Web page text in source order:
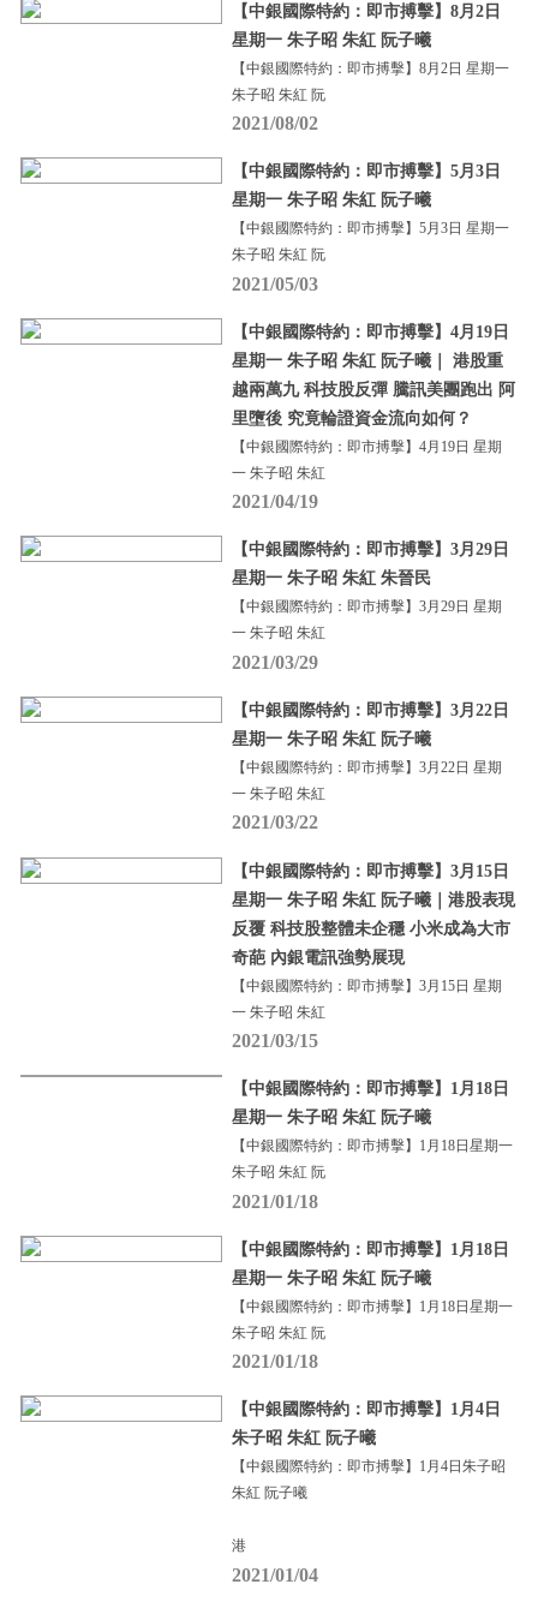
【中銀國際特約：即市搏擊】8月2日
星期一 朱子昭 朱紅 阮子曦
【中銀國際特約：即市搏擊】8月2日 星期一
朱子昭 朱紅 阮
2021/08/02
【中銀國際特約：即市搏擊】5月3日
星期一 朱子昭 朱紅 阮子曦
【中銀國際特約：即市搏擊】5月3日 星期一
朱子昭 朱紅 阮
2021/05/03
【中銀國際特約：即市搏擊】4月19日
星期一 朱子昭 朱紅 阮子曦｜ 港股重
越兩萬九 科技股反彈 騰訊美團跑出 阿
里墮後 究竟輪證資金流向如何？
【中銀國際特約：即市搏擊】4月19日 星期
一 朱子昭 朱紅
2021/04/19
【中銀國際特約：即市搏擊】3月29日
星期一 朱子昭 朱紅 朱晉民
【中銀國際特約：即市搏擊】3月29日 星期
一 朱子昭 朱紅
2021/03/29
【中銀國際特約：即市搏擊】3月22日
星期一 朱子昭 朱紅 阮子曦
【中銀國際特約：即市搏擊】3月22日 星期
一 朱子昭 朱紅
2021/03/22
【中銀國際特約：即市搏擊】3月15日
星期一 朱子昭 朱紅 阮子曦｜港股表現
反覆 科技股整體未企穩 小米成為大市
奇葩 內銀電訊強勢展現
【中銀國際特約：即市搏擊】3月15日 星期
一 朱子昭 朱紅
2021/03/15
【中銀國際特約：即市搏擊】1月18日
星期一 朱子昭 朱紅 阮子曦
【中銀國際特約：即市搏擊】1月18日星期一
朱子昭 朱紅 阮
2021/01/18
【中銀國際特約：即市搏擊】1月18日
星期一 朱子昭 朱紅 阮子曦
【中銀國際特約：即市搏擊】1月18日星期一
朱子昭 朱紅 阮
2021/01/18
【中銀國際特約：即市搏擊】1月4日
朱子昭 朱紅 阮子曦
【中銀國際特約：即市搏擊】1月4日朱子昭
朱紅 阮子曦
港
2021/01/04